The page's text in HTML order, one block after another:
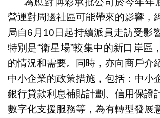
營運對周邊社區可能帶來的影響，
局自6月10日起持續派員走訪受影
特別是“衛星場”較集中的新口岸區
的情況和需要。同時，亦向商戶介
中小企業的政策措施，包括：中小
銀行貸款利息補貼計劃、信用保證
數字化支援服務等，為有轉型發展